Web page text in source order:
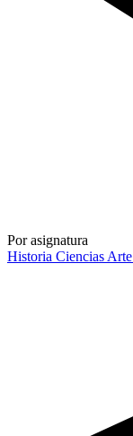
Por asignatura
Historia Ciencias Arte